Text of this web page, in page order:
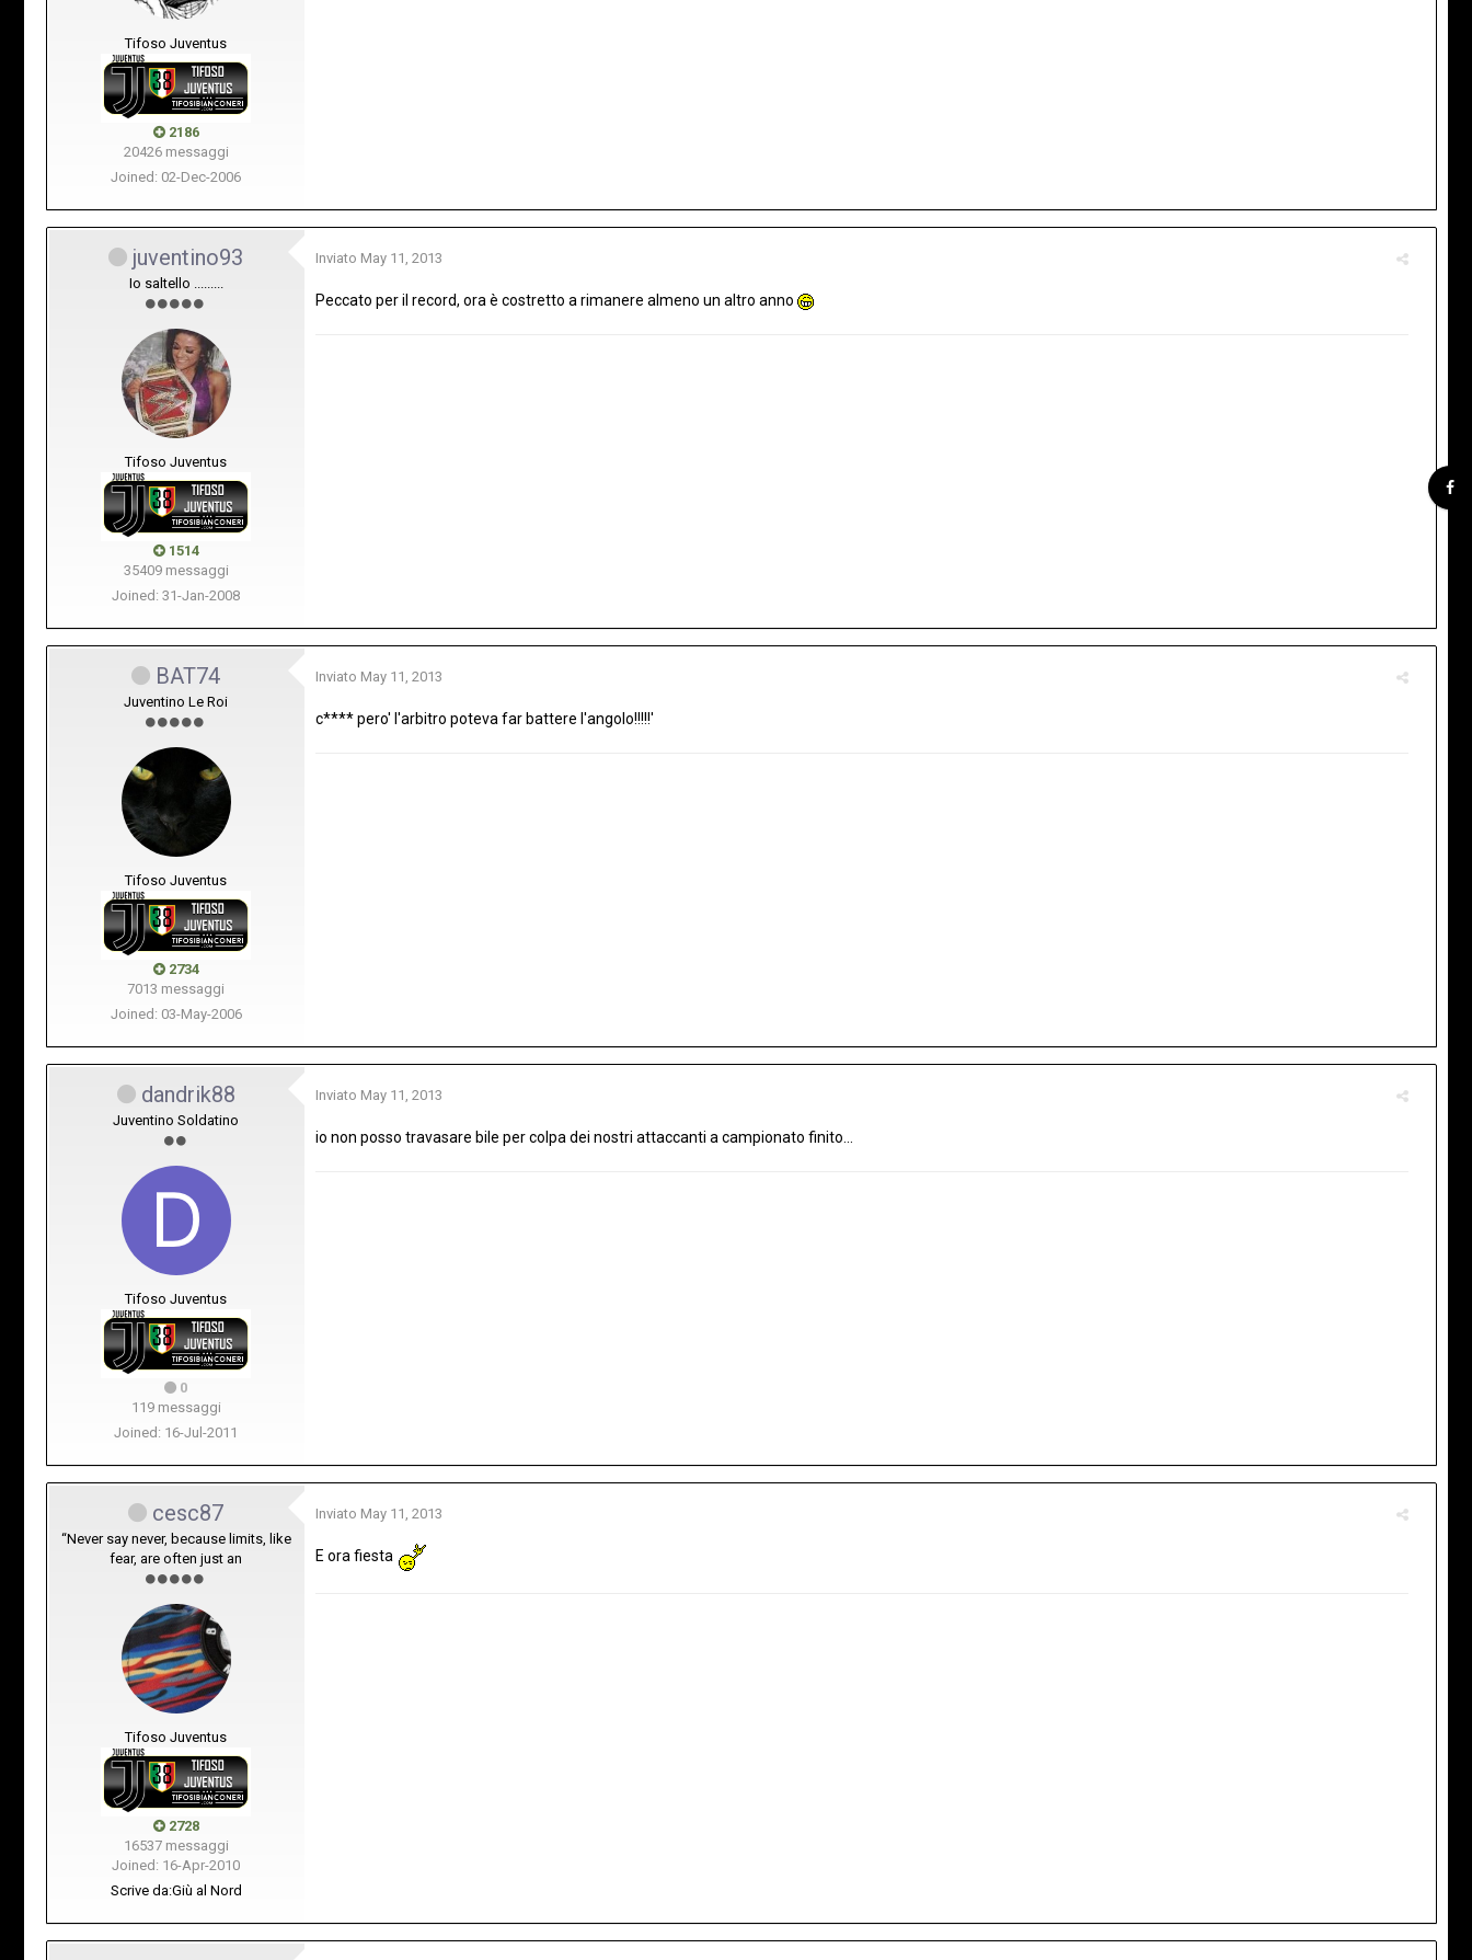
Tifoso Juventus
2186
20426 messaggi
Joined: 02-Dec-2006
juventino93
Io saltello .........
Tifoso Juventus
1514
35409 messaggi
Joined: 31-Jan-2008
Inviato May 11, 2013
Peccato per il record, ora è costretto a rimanere almeno un altro anno
BAT74
Juventino Le Roi
Tifoso Juventus
2734
7013 messaggi
Joined: 03-May-2006
Inviato May 11, 2013
c**** pero' l'arbitro poteva far battere l'angolo!!!!!'
dandrik88
Juventino Soldatino
Tifoso Juventus
0
119 messaggi
Joined: 16-Jul-2011
Inviato May 11, 2013
io non posso travasare bile per colpa dei nostri attaccanti a campionato finito...
cesc87
“Never say never, because limits, like
fear, are often just an
Tifoso Juventus
2728
16537 messaggi
Joined: 16-Apr-2010
Scrive da:Giù al Nord
Inviato May 11, 2013
E ora fiesta